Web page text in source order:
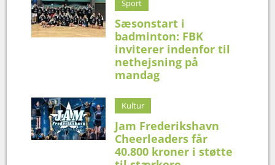
Sport
Sæsonstart i
badminton: FBK
inviterer indenfor til
nethejsning på
mandag
Kultur
Jam Frederikshavn
Cheerleaders får
40.800 kroner i støtte